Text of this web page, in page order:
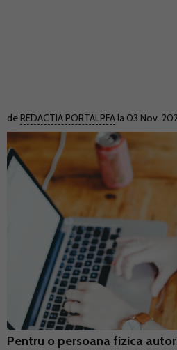
de REDACTIA PORTALPFA la 03 Nov.
Pentru o persoana fizica